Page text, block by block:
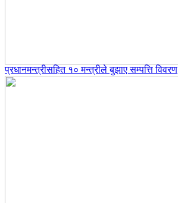
प्रधानमन्त्रीसहित १० मन्त्रीले बुझाए सम्पत्ति विवरण